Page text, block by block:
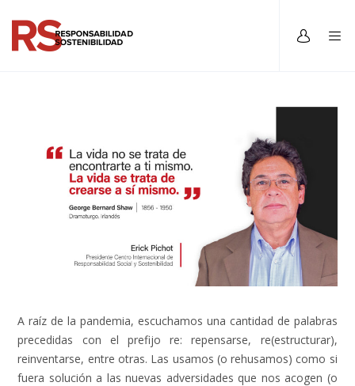
A raíz de la pandemia, escuchamos una cantidad de palabras
precedidas con el prefijo re: repensarse, re(estructurar),
reinventarse, entre otras. Las usamos (o rehusamos) como si
fuera solución a las nuevas adversidades que nos acogen (o